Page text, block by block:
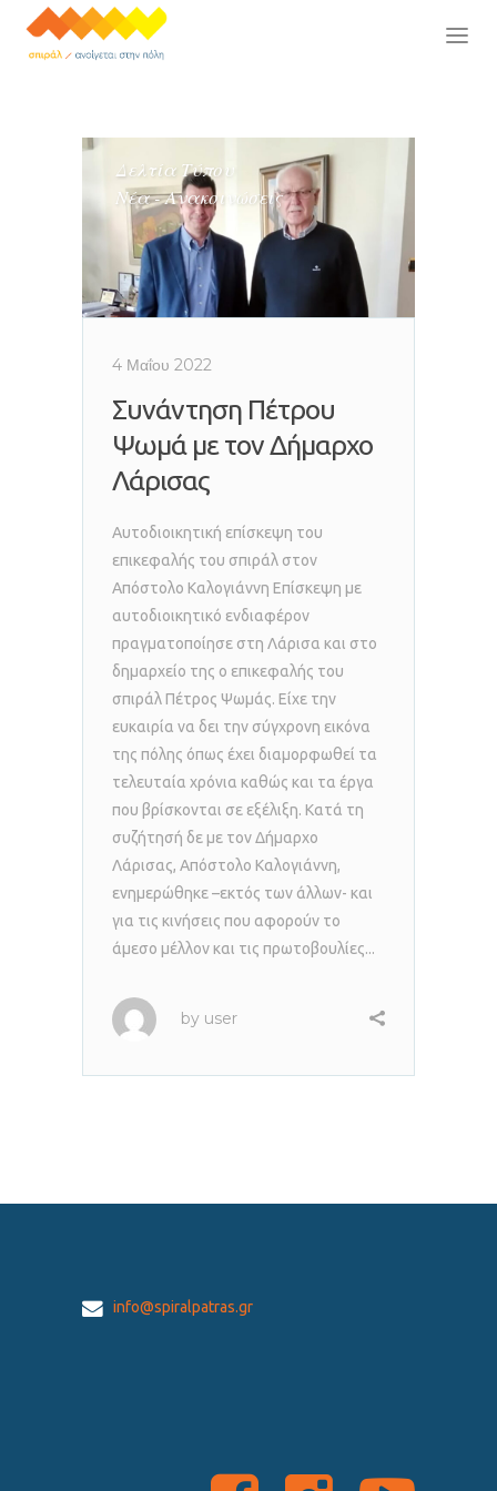
Δελτία Τύπου
Νέα - Ανακοινώσεις
4 Μαΐου 2022
Συνάντηση Πέτρου
Ψωμά με τον Δήμαρχο
Λάρισας
Αυτοδιοικητική επίσκεψη του
επικεφαλής του σπιράλ στον
Απόστολο Καλογιάννη Επίσκεψη με
αυτοδιοικητικό ενδιαφέρον
πραγματοποίησε στη Λάρισα και στο
δημαρχείο της ο επικεφαλής του
σπιράλ Πέτρος Ψωμάς. Είχε την
ευκαιρία να δει την σύγχρονη εικόνα
της πόλης όπως έχει διαμορφωθεί τα
τελευταία χρόνια καθώς και τα έργα
που βρίσκονται σε εξέλιξη. Κατά τη
συζήτησή δε με τον Δήμαρχο
Λάρισας, Απόστολο Καλογιάννη,
ενημερώθηκε –εκτός των άλλων- και
για τις κινήσεις που αφορούν το
άμεσο μέλλον και τις πρωτοβουλίες...
by user
info@spiralpatras.gr